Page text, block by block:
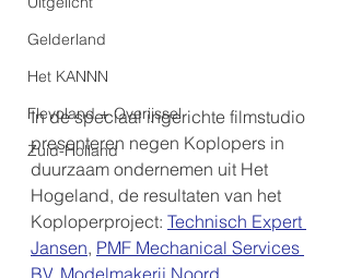
Gelderland
Het KANNN
Flevoland + Overijssel
Zuid-Holland
In de speciaal ingerichte filmstudio
presenteren negen Koplopers in
duurzaam ondernemen uit Het
Hogeland, de resultaten van het
Koploperproject: Technisch Expert
Jansen, PMF Mechanical Services